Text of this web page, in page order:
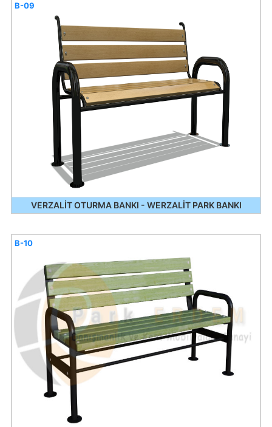
VERZALİT OTURMA BANKI - WERZALİT PARK BANKI
B-09
B-10